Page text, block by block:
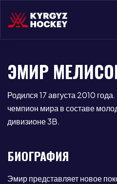
ЭМИР
Родился 17 августа 2010
чемпион мира в составе
дивизионе 3B.
БИОГРАФИЯ
Эмир представляет новое